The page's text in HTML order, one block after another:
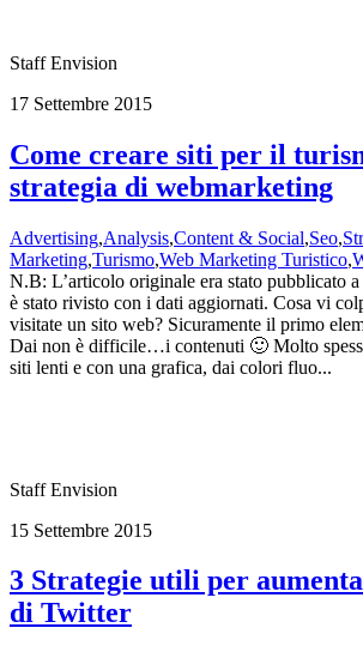
Staff Envision
17 Settembre 2015
Come creare siti per il
strategia di webmarketing
Advertising,Analysis,Content & Social,Seo,
Marketing,Turismo,Web Marketing Turistico,
N.B: L’articolo originale era stato pubblicato
è stato rivisto con i dati aggiornati. Cosa vi
visitate un sito web? Sicuramente il primo
Dai non è difficile…i contenuti 🙂 Molto
siti lenti e con una grafica, dai colori fluo...
Staff Envision
15 Settembre 2015
3 Strategie utili per
di Twitter